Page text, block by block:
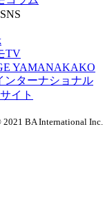
TV
YAMANAKAKO
ンターナショナル
イト
2021 BA International Inc.